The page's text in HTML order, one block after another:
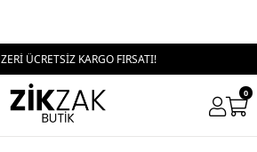
ÜCRETSİZ KARGO FIRSATI!
0